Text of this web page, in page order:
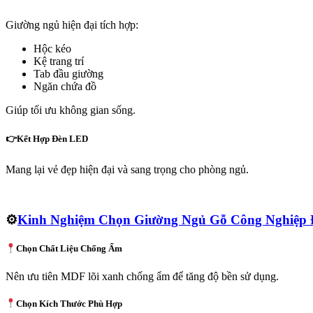
Giường ngủ hiện đại tích hợp:
Hộc kéo
Kệ trang trí
Tab đầu giường
Ngăn chứa đồ
Giúp tối ưu không gian sống.
👉Kết Hợp Đèn LED
Mang lại vẻ đẹp hiện đại và sang trọng cho phòng ngủ.
⚙️Kinh Nghiệm Chọn Giường Ngủ Gỗ Công Nghiệp
Chọn Chất Liệu Chống Ẩm
Nên ưu tiên MDF lõi xanh chống ẩm để tăng độ bền sử dụng.
Chọn Kích Thước Phù Hợp